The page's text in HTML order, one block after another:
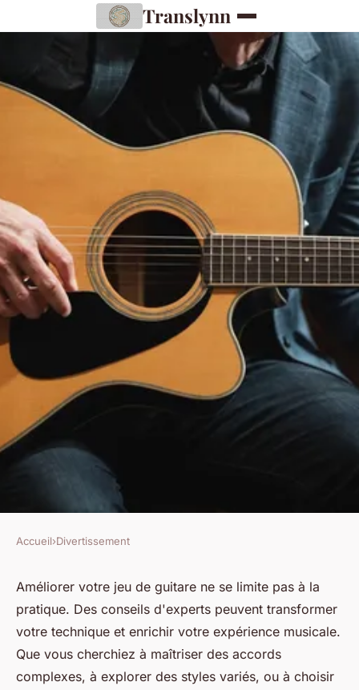
Translynn
Les conseils d'experts pour
sublimer votre jeu de guitare
Ibrahim•13 janvier 2025 •4 min de lecture
Accueil›Divertissement
Améliorer votre jeu de guitare ne se limite pas à la
pratique. Des conseils d'experts peuvent transformer
votre technique et enrichir votre expérience musicale.
Que vous cherchiez à maîtriser des accords
complexes, à explorer des styles variés, ou à choisir